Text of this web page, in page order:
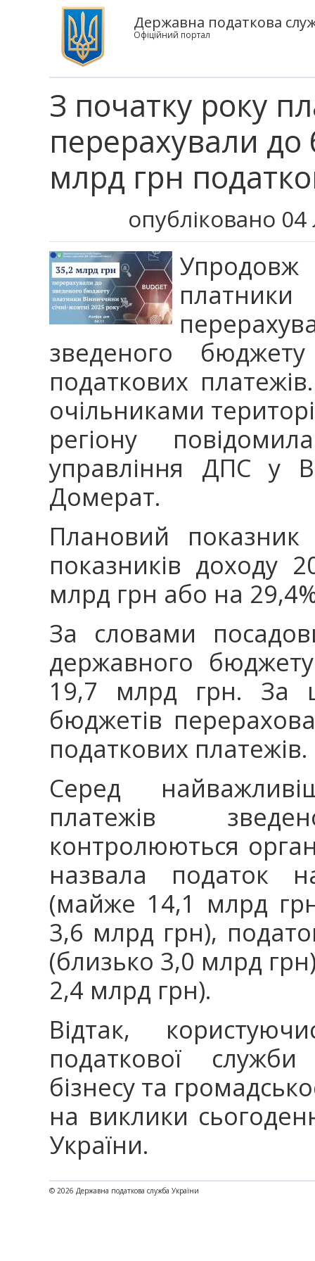
Державна податкова
Офіційний портал
З початку року
перерахували
млрд грн
опубліковано
зведеного
податкових
очільниками
регіону
управління ДПС у
Домерат.
Плановий
показників доходу
млрд грн або на
За словами
державного
19,7 млрд грн. За
бюджетів
податкових платежів.
Серед
платежів
контролюються
назвала податок
(майже 14,1 млрд
3,6 млрд грн),
(близько 3,0 млрд
2,4 млрд грн).
Відтак,
податкової
бізнесу та
на виклики
України.
© 2026 Державна податкова служба України